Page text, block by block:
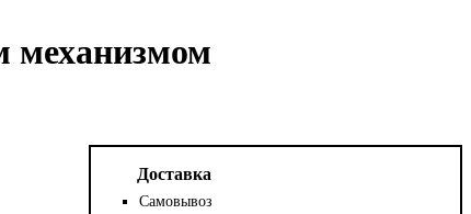
механизмом
Доставка
Самовывоз